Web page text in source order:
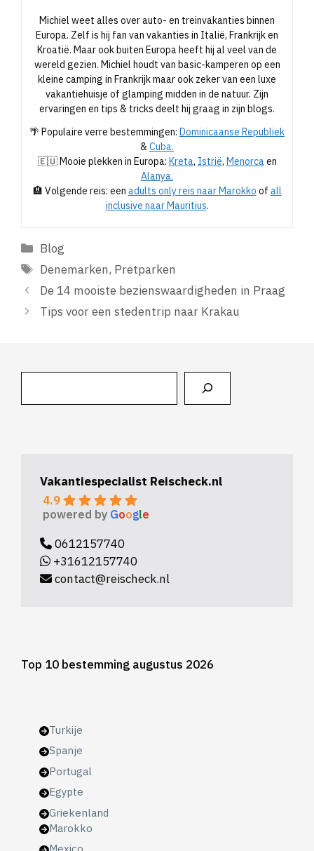
Michiel weet alles over auto- en treinvakanties binnen
Europa. Zelf is hij fan van vakanties in Italië, Frankrijk en
Kroatië. Maar ook buiten Europa heeft hij al veel van de
wereld gezien. Michiel houdt van basic-kamperen op een
kleine camping in Frankrijk maar ook zeker van een luxe
vakantiehuisje of glamping midden in de natuur. Zijn
ervaringen en tips & tricks deelt hij graag in zijn blogs.
🌴 Populaire verre bestemmingen: Dominicaanse Republiek
& Cuba.
🇪🇺 Mooie plekken in Europa: Kreta, Istrië, Menorcaen
Alanya.
🏨 Volgende reis: een adults only reis naar Marokko of all
inclusive naar Mauritius.
Categorieën
Blog
Tags
Denemarken, Pretparken
De 14 mooiste bezienswaardigheden in Praag
Tips voor een stedentrip naar Krakau
Vakantiespecialist Reischeck.nl
4.9
powered by Google
0612157740
+31612157740
contact@reischeck.nl
Top 10 bestemming augustus 2026
Turkije
Spanje
Portugal
Egypte
Griekenland
Marokko